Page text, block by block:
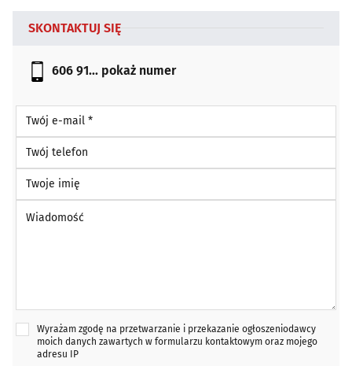
SKONTAKTUJ SIĘ
606 91... pokaż numer
Twój e-mail *
Twój telefon
Twoje imię
Wyrażam zgodę na przetwarzanie i przekazanie ogłoszeniodawcy
moich danych zawartych w formularzu kontaktowym oraz mojego
adresu IP